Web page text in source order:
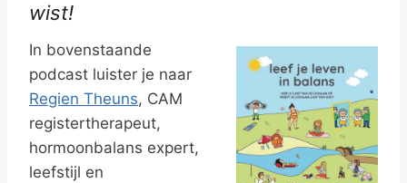
wist!
In bovenstaande
podcast luister je naar
Regien Theuns, CAM
registertherapeut,
hormoonbalans expert,
leefstijl en